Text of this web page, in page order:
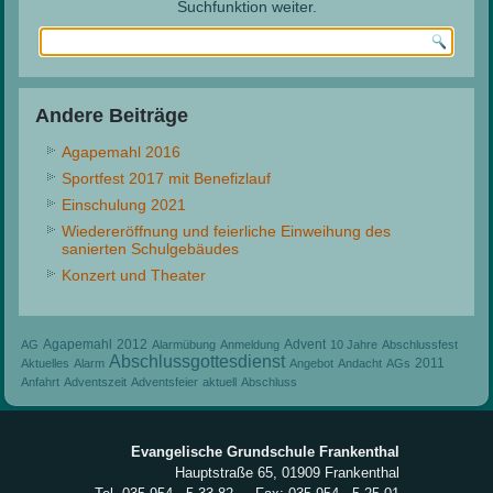
Suchfunktion weiter.
Andere Beiträge
Agapemahl 2016
Sportfest 2017 mit Benefizlauf
Einschulung 2021
Wiedereröffnung und feierliche Einweihung des
sanierten Schulgebäudes
Konzert und Theater
AG Agapemahl 2012 Alarmübung Anmeldung Advent 10 Jahre Abschlussfest
Aktuelles Alarm Abschlussgottesdienst Angebot Andacht AGs 2011
Anfahrt Adventszeit Adventsfeier aktuell Abschluss
Evangelische Grundschule Frankenthal
Hauptstraße 65, 01909 Frankenthal